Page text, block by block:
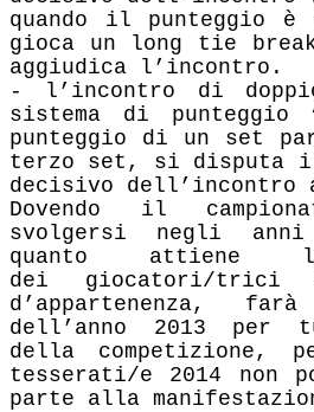
quando il punteggio
gioca un long tie
aggiudica l’incontro.
- l’incontro di
sistema di
punteggio di un set
terzo set, si disputa
decisivo dell’incontro
Dovendo il
svolgersi negli anni
quanto attiene
dei giocatori/
d’appartenenza,
dell’anno 2013 per
della competizione,
tesserati/e 2014 non
parte alla